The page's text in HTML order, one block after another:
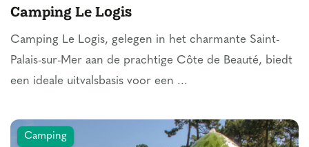
Camping Le Logis
Camping Le Logis, gelegen in het charmante Saint-
Palais-sur-Mer aan de prachtige Côte de Beauté, biedt
een ideale uitvalsbasis voor een ...
Camping